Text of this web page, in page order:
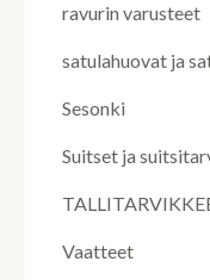
ravurin varusteet
satulahuovat ja
Sesonki
Suitset ja
Vaatteet